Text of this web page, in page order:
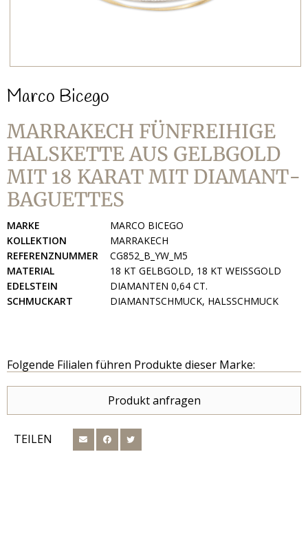
Marco Bicego
MARRAKECH FÜNFREIHIGE
HALSKETTE AUS GELBGOLD
MIT 18 KARAT MIT DIAMANT-
BAGUETTES
MARKE
MARCO BICEGO
KOLLEKTION
MARRAKECH
REFERENZNUMMER
CG852_B_YW_M5
MATERIAL
18 KT GELBGOLD, 18 KT WEISSGOLD
EDELSTEIN
DIAMANTEN 0,64 CT.
SCHMUCKART
DIAMANTSCHMUCK, HALSSCHMUCK
Folgende Filialen führen Produkte dieser Marke:
Produkt anfragen
TEILEN